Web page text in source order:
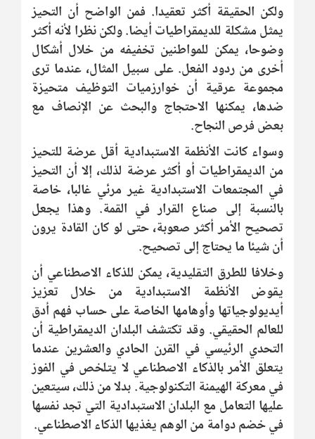
ولكن الحقيقة أكثر تعقيدا. فمن الواضح أن التحيز
يمثل مشكلة للديمقراطيات أيضا. ولكن نظرا لأنه أكثر
وضوحا، يمكن للمواطنين تخفيفه من خلال أشكال
أخرى من ردود الفعل. على سبيل المثال، عندما ترى
مجموعة عرقية أن خوارزميات التوظيف متحيزة
ضدها، يمكنها الاحتجاج والبحث عن الإنصاف مع
بعض فرص النجاح.
وسواء كانت الأنظمة الاستبدادية أقل عرضة للتحيز
من الديمقراطيات أو أكثر عرضة لذلك، إلا أن التحيز
في المجتمعات الاستبدادية غير مرئي غالبا، خاصة
بالنسبة إلى صناع القرار في القمة. وهذا يجعل
تصحيح الأمر أكثر صعوبة، حتى لو كان القادة يرون
أن شيئا ما يحتاج إلى تصحيح.
وخلافا للطرق التقليدية، يمكن للذكاء الاصطناعي أن
يقوض الأنظمة الاستبدادية من خلال تعزيز
أيديولوجياتها وأوهامها الخاصة على حساب فهم أدق
للعالم الحقيقي. وقد تكتشف البلدان الديمقراطية أن
التحدي الرئيسي في القرن الحادي والعشرين عندما
يتعلق الأمر بالذكاء الاصطناعي لا يتلخص في الفوز
في معركة الهيمنة التكنولوجية. بدلا من ذلك، سيتعين
عليها التعامل مع البلدان الاستبدادية التي تجد نفسها
في خضم دوامة من الوهم يغذيها الذكاء الاصطناعي.